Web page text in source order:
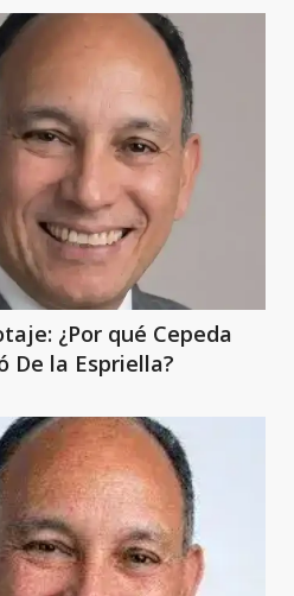
¿Por qué Cepeda
De la Espriella?